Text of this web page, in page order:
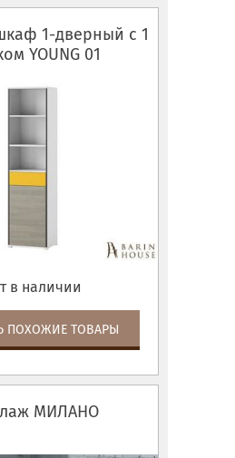
1-дверный с 1
YOUNG 01
в наличии
ПОХОЖИЕ ТОВАРЫ
МИЛАНО